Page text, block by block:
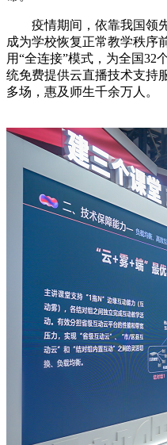
疫情期间，依靠我国领先
成为学校恢复正常教学秩序
用“全连接”模式，为全国32
统免费提供云直播技术支持
多场，惠及师生千余万人。